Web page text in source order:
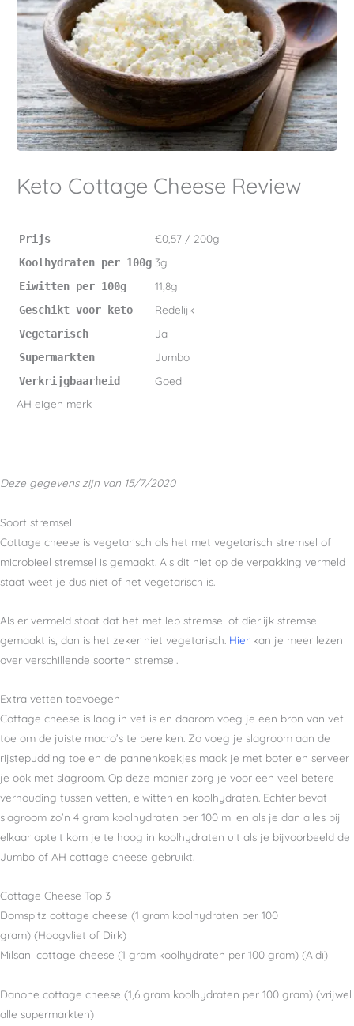
Keto Cottage Cheese Review
Prijs €0,57 / 200g
Koolhydraten per 100g 3g
Eiwitten per 100g 11,8g
Geschikt voor keto Redelijk
Vegetarisch Ja
Supermarkten Jumbo
Verkrijgbaarheid
Goed
AH eigen merk
Deze gegevens zijn van 15/7/2020
Soort stremsel
Cottage cheese is vegetarisch als het met vegetarisch stremsel of
microbieel stremsel is gemaakt. Als dit niet op de verpakking vermeld
staat weet je dus niet of het vegetarisch is.
Als er vermeld staat dat het met leb stremsel of dierlijk stremsel
gemaakt is, dan is het zeker niet vegetarisch. Hier kan je meer lezen
over verschillende soorten stremsel.
Extra vetten toevoegen
Cottage cheese is laag in vet is en daarom voeg je een bron van vet
toe om de juiste macro’s te bereiken. Zo voeg je slagroom aan de
rijstepudding toe en de pannenkoekjes maak je met boter en serveer
je ook met slagroom. Op deze manier zorg je voor een veel betere
verhouding tussen vetten, eiwitten en koolhydraten. Echter bevat
slagroom zo’n 4 gram koolhydraten per 100 ml en als je dan alles bij
elkaar optelt kom je te hoog in koolhydraten uit als je bijvoorbeeld de
Jumbo of AH cottage cheese gebruikt.
Cottage Cheese Top 3
Domspitz cottage cheese (1 gram koolhydraten per 100
gram) (Hoogvliet of Dirk)
Milsani cottage cheese (1 gram koolhydraten per 100 gram) (Aldi)
Danone cottage cheese (1,6 gram koolhydraten per 100 gram) (vrijwel
alle supermarkten)